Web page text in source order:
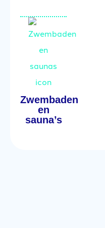
Zwembaden
en
sauna’s